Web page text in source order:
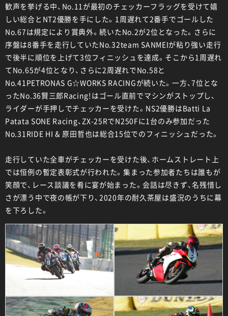
歓声を挙げる中、No.11が最初のチェッカーフラッグを受けて嬉
しい総合とNT2優勝を手にした。1周遅れて2番手でゴールした
No.67は規定により賞典外。続いたNo.2が2位となった。さらに
序盤は8番手を走行していたNo.32team SANMEIが粘り強い走行
で後半に順位を上げて3位フィニッシュを達成。そこから1周遅れ
てNo.65が4位となり、さらに2周遅れでNo.58と
No.41PETRONAS G☆WORKS RACINGが続いた。一方、7位とな
ったNo.36賢三郎Racing!はゴール直前でマシンがストップし、
ライダーが手押しでチェッカーを受けた。NS2優勝はBatti La
Patata SONE Racing、ZX-25RでN250Fに1台のみ参加だった
No.31RIDE HI & 原田哲也は総合15位でのフィニッシュだった。
走行していた全車がチェッカーを受けた後、ホームストレート上
では恒例の暫定表彰式が行われた。集まった参加者たちは誰もが
笑顔で、レース談議を肴に宴が始まった。会話は尽きず、名残惜し
さが漂う中で夜の帳が下り、2020年の耐久茶屋は盛況のうちに幕
を下ろした。